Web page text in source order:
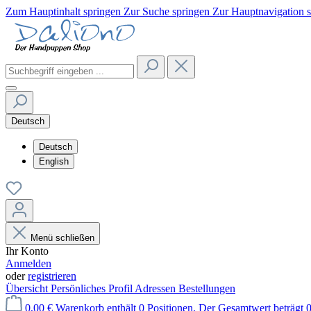
Zum Hauptinhalt springen Zur Suche springen Zur Hauptnavigation
Deutsch
Deutsch
English
Menü schließen
Ihr Konto
Anmelden
oderregistrieren
Übersicht Persönliches Profil Adressen Bestellungen
0,00 € Warenkorb enthält 0 Positionen. Der Gesamtwert beträgt